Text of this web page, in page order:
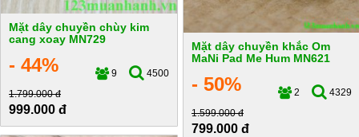
Mặt dây chuyền chùy kim
cang xoay MN729
- 44% 9
4500
1.799.000 đ
999.000 đ
Mặt dây chuyền khắc Om
MaNi Pad Me Hum MN621
- 50% 2
4329
1.599.000 đ
799.000 đ